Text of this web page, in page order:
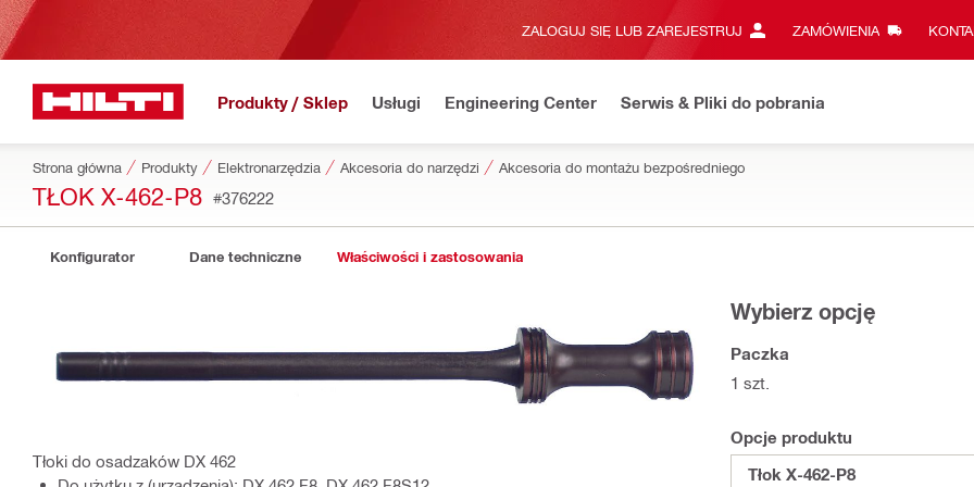
ZALOGUJ SIĘ LUB ZAREJESTRUJ ZAMÓWIENIA
Produkty / Sklep Usługi Engineering Center Serwis & Pliki do pobrania
Strona główna Produkty Elektronarzędzia Akcesoria do narzędzi Akcesoria do montażu bezpośredniego
TŁOK X-462-P8 #376222
Konfigurator Dane techniczne Właściwości i zastosowania
Tłoki do osadzaków DX 462
Wybierz opcję
Paczka
1 szt.
Opcje produktu
Tłok X-462-P8